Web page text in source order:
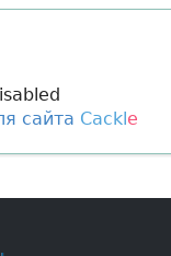
сайта Cackl e